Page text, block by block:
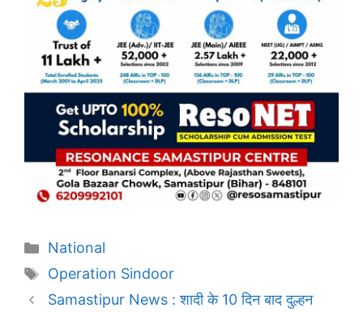
Categories
National
Tags
Operation Sindoor
Samastipur News : शादी के 10 दिन बाद दुल्हन